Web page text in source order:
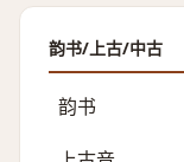
韵书/上古/中古
韵书